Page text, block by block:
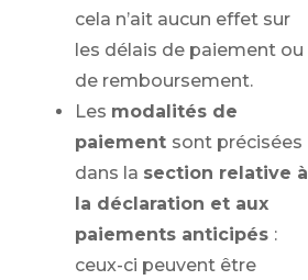
cela n’ait aucun effet sur
les délais de paiement ou
de remboursement.
Les modalités de
paiement sont précisées
dans la section relative à
la déclaration et aux
paiements anticipés :
ceux-ci peuvent être